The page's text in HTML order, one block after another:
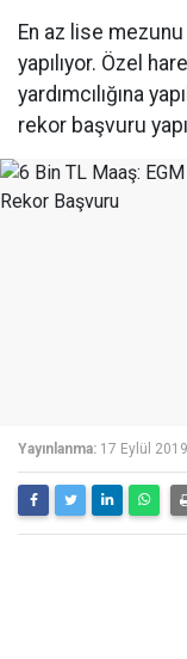
En az lise mezunu
yapılıyor. Özel
yardımcılığına
rekor başvuru
Yayınlanma: 17 Eylül